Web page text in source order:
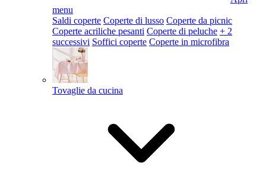
menu
Saldi coperte Coperte di lusso Coperte da picnic
Coperte acriliche pesanti Coperte di peluche + 2
successivi Soffici coperte Coperte in microfibra
Tovaglie da cucina